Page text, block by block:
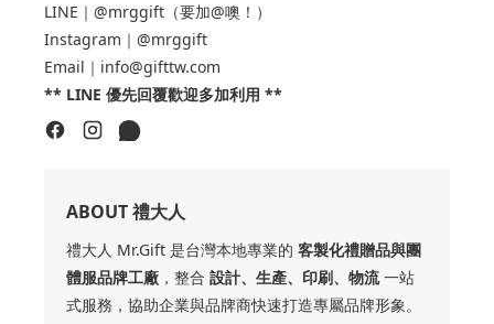
LINE｜@mrggift（要加@噢！）
Instagram｜@mrggift
Email｜info@gifttw.com
** LINE 優先回覆歡迎多加利用 **
ABOUT 禮大人
禮大人 Mr.Gift 是台灣本地專業的 客製化禮贈品與團
體服品牌工廠 ，整合 設計、生產、印刷、物流一站
式服務，協助企業與品牌商快速打造專屬品牌形象。